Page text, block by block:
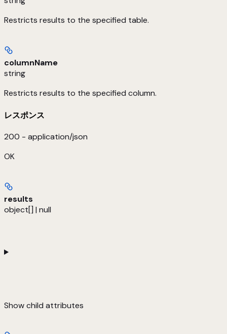
Restricts results to the specified table.
columnName
string
Restricts results to the specified column.
レスポンス
200 - application/json
OK
results
object[] | null
Showchild attributes